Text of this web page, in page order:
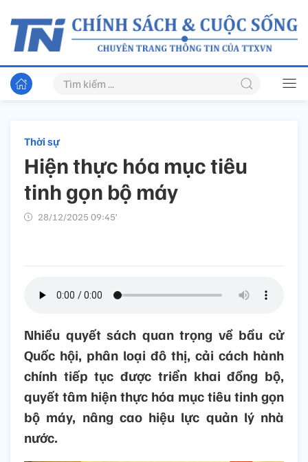
Thời sự
Hiện thực hóa mục tiêu
tinh gọn bộ máy
28/12/2025 09:45’
Nhiều quyết sách quan trọng về bầu cử
Quốc hội, phân loại đô thị, cải cách hành
chính tiếp tục được triển khai đồng bộ,
quyết tâm hiện thực hóa mục tiêu tinh gọn
bộ máy, nâng cao hiệu lực quản lý nhà
nước.